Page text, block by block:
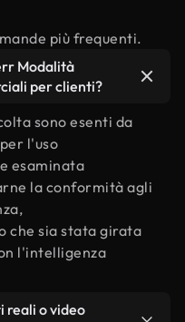
più frequenti.
Modalità
per clienti?
sono esenti da
l'uso
esaminata
la conformità agli
che sia stata girata
l'intelligenza
reali o video